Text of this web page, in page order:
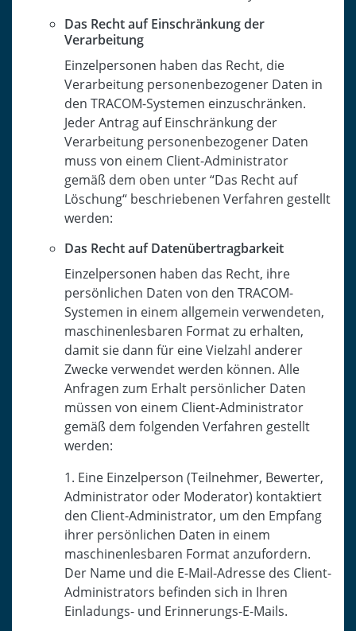
Das Recht auf Einschränkung der
Verarbeitung
Einzelpersonen haben das Recht, die
Verarbeitung personenbezogener Daten in
den TRACOM-Systemen einzuschränken.
Jeder Antrag auf Einschränkung der
Verarbeitung personenbezogener Daten
muss von einem Client-Administrator
gemäß dem oben unter “Das Recht auf
Löschung“ beschriebenen Verfahren gestellt
werden:
Das Recht auf Datenübertragbarkeit
Einzelpersonen haben das Recht, ihre
persönlichen Daten von den TRACOM-
Systemen in einem allgemein verwendeten,
maschinenlesbaren Format zu erhalten,
damit sie dann für eine Vielzahl anderer
Zwecke verwendet werden können. Alle
Anfragen zum Erhalt persönlicher Daten
müssen von einem Client-Administrator
gemäß dem folgenden Verfahren gestellt
werden:
1. Eine Einzelperson (Teilnehmer, Bewerter,
Administrator oder Moderator) kontaktiert
den Client-Administrator, um den Empfang
ihrer persönlichen Daten in einem
maschinenlesbaren Format anzufordern.
Der Name und die E-Mail-Adresse des Client-
Administrators befinden sich in Ihren
Einladungs- und Erinnerungs-E-Mails.